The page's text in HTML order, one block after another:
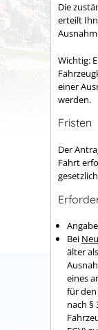
Die
erteilt
Wichtig:
einer
werden.
Fristen
Der
Fahrt
Bei
älter
eines
für
nach §